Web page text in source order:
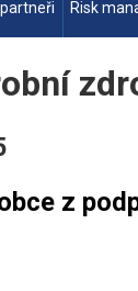
Risk
z